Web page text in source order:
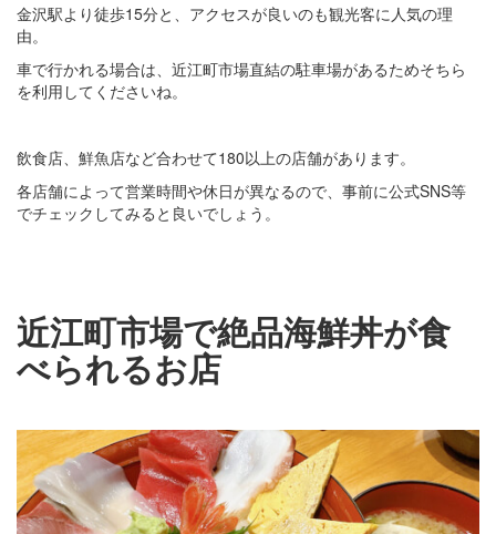
金沢駅より徒歩15分と、アクセスが良いのも観光客に人気の理
由。
車で行かれる場合は、近江町市場直結の駐車場があるためそちら
を利用してくださいね。
飲食店、鮮魚店など合わせて180以上の店舗があります。
各店舗によって営業時間や休日が異なるので、事前に公式SNS等
でチェックしてみると良いでしょう。
近江町市場で絶品海鮮丼が食
べられるお店